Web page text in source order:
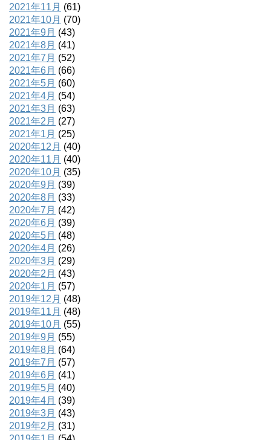
2021年11月 (61)
2021年10月 (70)
2021年9月 (43)
2021年8月 (41)
2021年7月 (52)
2021年6月 (66)
2021年5月 (60)
2021年4月 (54)
2021年3月 (63)
2021年2月 (27)
2021年1月 (25)
2020年12月 (40)
2020年11月 (40)
2020年10月 (35)
2020年9月 (39)
2020年8月 (33)
2020年7月 (42)
2020年6月 (39)
2020年5月 (48)
2020年4月 (26)
2020年3月 (29)
2020年2月 (43)
2020年1月 (57)
2019年12月 (48)
2019年11月 (48)
2019年10月 (55)
2019年9月 (55)
2019年8月 (64)
2019年7月 (57)
2019年6月 (41)
2019年5月 (40)
2019年4月 (39)
2019年3月 (43)
2019年2月 (31)